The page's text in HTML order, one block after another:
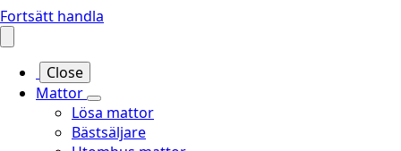
Fortsätt handla
Close
Mattor
Lösa mattor
Bästsäljare